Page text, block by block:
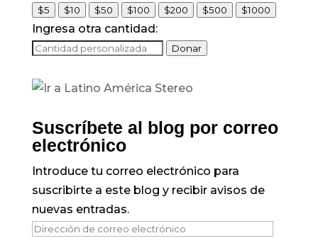
$5 $10 $50 $100 $200 $500 $1000
Ingresa otra cantidad:
Donar
Suscríbete al blog por correo
electrónico
Introduce tu correo electrónico para
suscribirte a este blog y recibir avisos de
nuevas entradas.
Dirección